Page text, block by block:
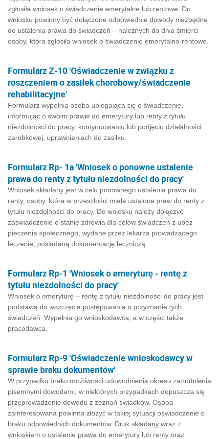
zgłosiła wniosek o świadczenie emerytalne lub rentowe. Do
wniosku powinny być dołączone odpowiednie dowody niezbędne
do ustalenia prawa do świadczeń – należnych do dnia śmierci
osoby, która zgłosiła wniosek o świadczenie emerytalno-rentowe.
Formularz Z-10 'Oświadczenie w związku z
roszczeniem o zasiłek chorobowy/świadczenie
rehabilitacyjne'
Formularz wypełnia osoba ubiegająca się o świadczenie,
informując o swoim prawie do emerytury lub renty z tytułu
niezdolności do pracy, kontynuowaniu lub podjęciu działalności
zarobkowej, uprawnieniach do zasiłku.
Formularz Rp- 1a 'Wniosek o ponowne ustalenie
prawa do renty z tytułu niezdolności do pracy'
Wniosek składany jest w celu ponownego ustalenia prawa do
renty, osoby, która w przeszłości miała ustalone praw do renty z
tytułu niezdolności do pracy. Do wniosku należy dołączyć
zaświadczenie o stanie zdrowia dla celów świadczeń z ubez­
pieczenia społecznego, wydane przez lekarza prowadzącego
leczenie, posiadaną dokumen­tację leczniczą.
Formularz Rp-1 'Wniosek o emeryturę - rentę z
tytułu niezdolności do pracy'
Wniosek o emeryturę – rentę z tytułu niezdolności do pracy jest
podstawą do wszczęcia postępowania o przyznanie tych
świadczeń. Wypełnia go wnioskodawca, a w części także
pracodawca.
Formularz Rp-9 'Oświadczenie wnioskodawcy w
sprawie braku dokumentów'
W przypadku braku możliwości udowodnienia okresu zatrudnienia
pisemnymi dowodami, w niektórych przypadkach dopuszcza się
przeprowadzenie dowodu z zeznań świadków. Osoba
zainteresowana powinna złożyć w takiej sytuacji oświadczenie o
braku odpowiednich dokumentów. Druk składany wraz z
wnioskiem o ustalenie prawa do emerytury lub renty oraz